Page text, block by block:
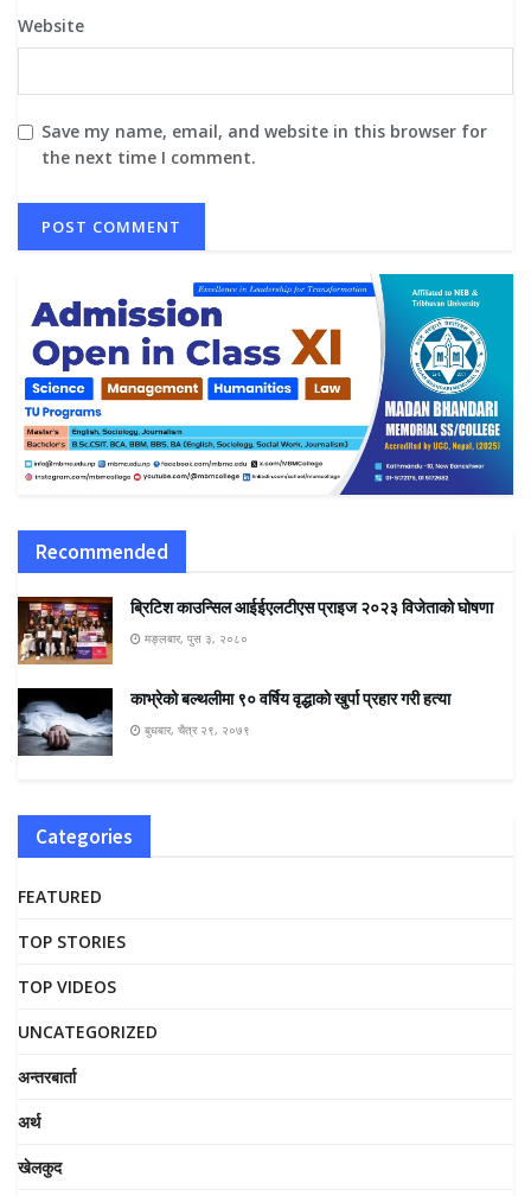
Website
Save my name, email, and website in this browser for
the next time I comment.
Recommended
ब्रिटिश काउन्सिल आईईएलटीएस प्राइज २०२३ विजेताको घोषणा
मङ्लबार, पुस ३, २०८०
काभ्रेको बल्थलीमा ९० वर्षिय वृद्धाकाे खुर्पा प्रहार गरी हत्या
बुधबार, चैत्र २९, २०७९
Categories
FEATURED
TOP STORIES
TOP VIDEOS
UNCATEGORIZED
अन्तरबार्ता
अर्थ
खेलकुद